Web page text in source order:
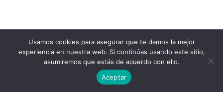
©Copyright [2023] - TecnoMur Sistemas, Informática y
Telecomunicaciones
AVISO LEGAL
Usamos cookies para asegurar que te damos la mejor
experiencia en nuestra web. Si continúas usando este sitio,
asumiremos que estás de acuerdo con ello.
Aceptar